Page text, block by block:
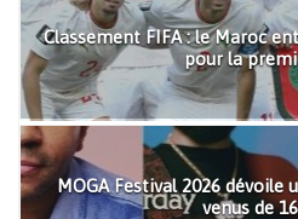
Classement FIFA : le Maroc
pour la
MOGA Festival 2026 dévoile
venus de